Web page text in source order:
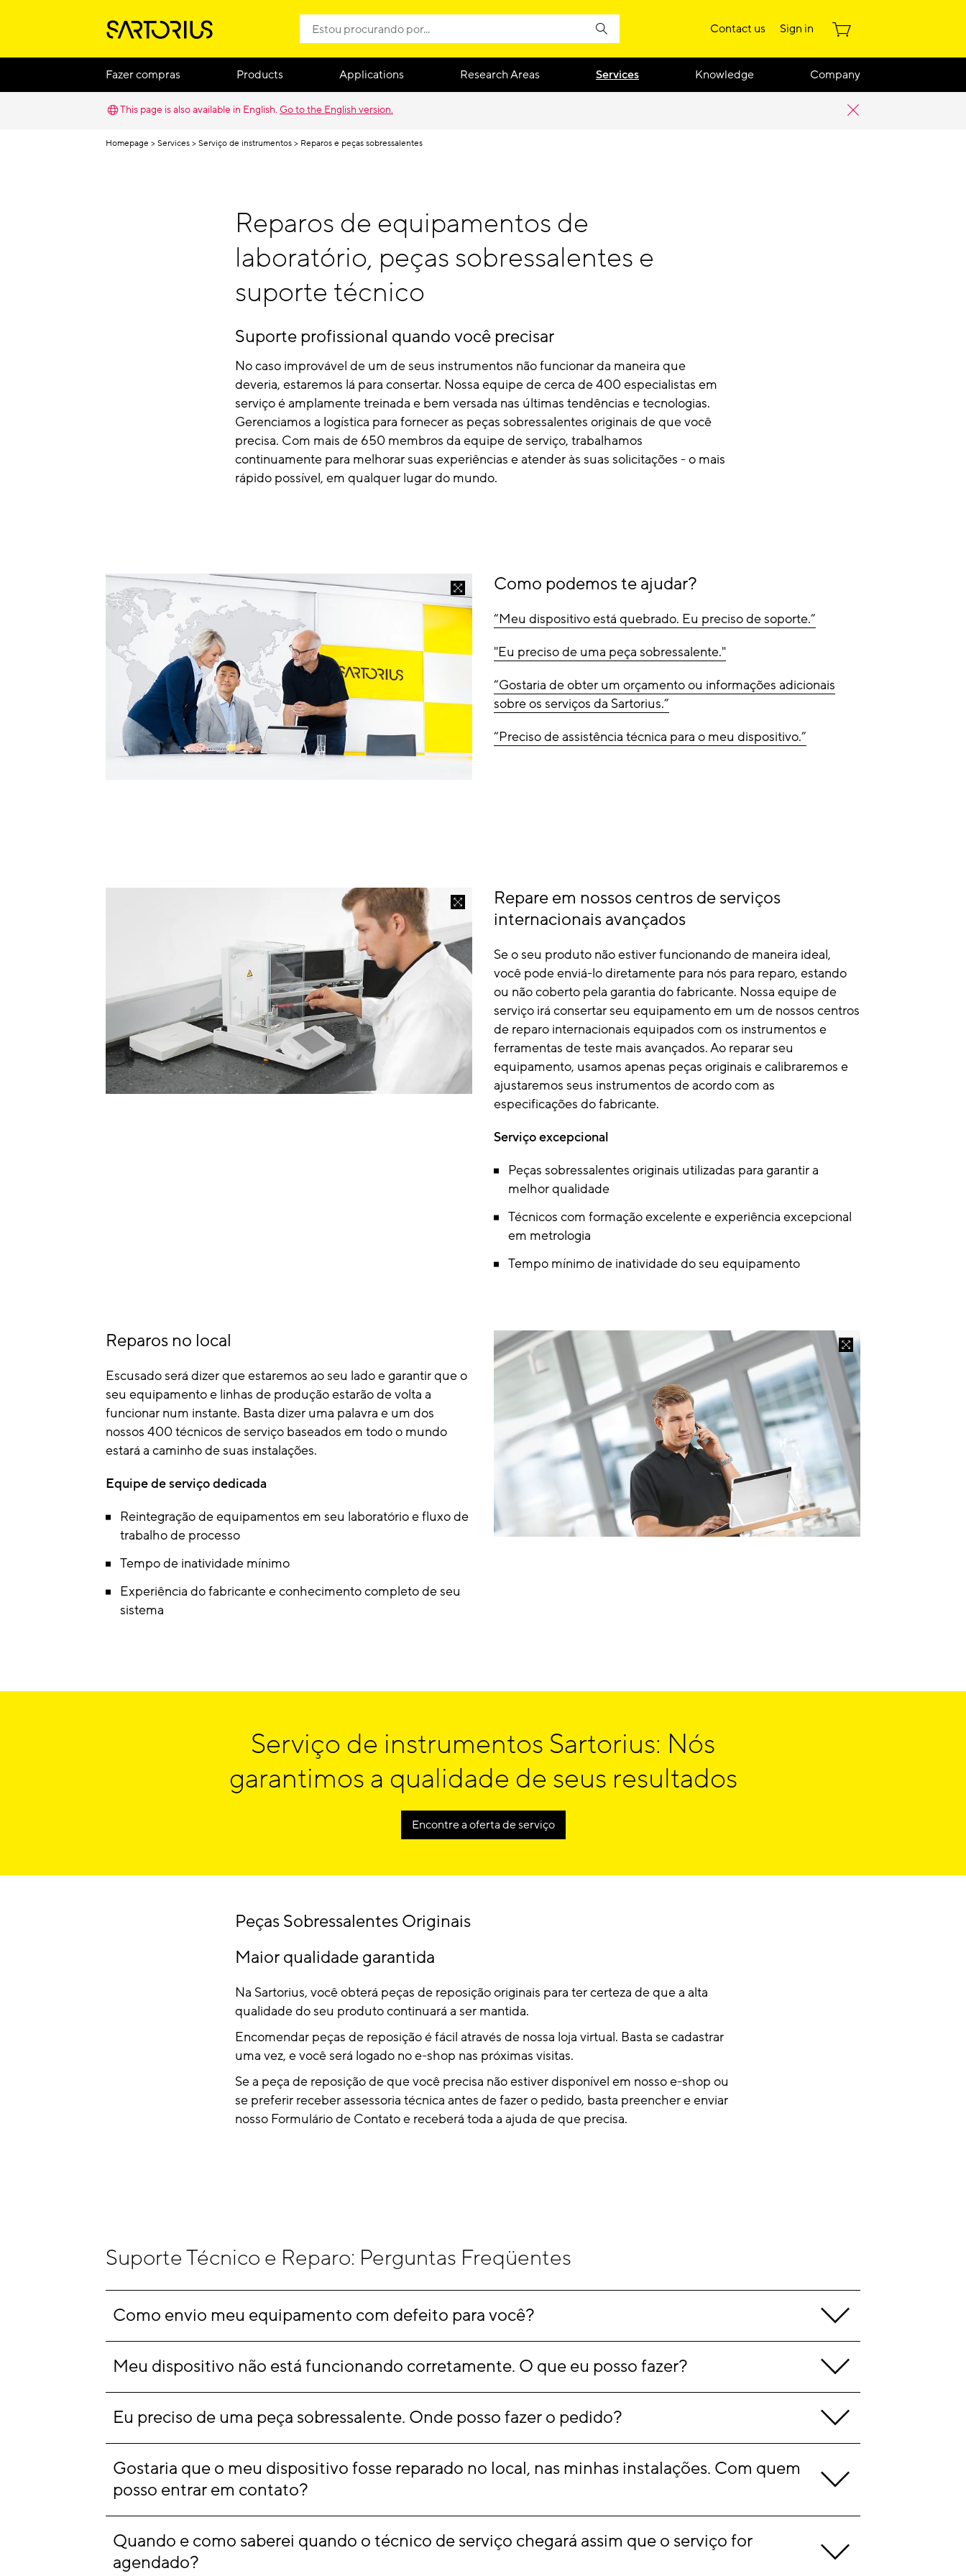
Contact us Sign in
Fazer compras Products Applications Research Areas Services Knowledge Company
This page is also available in English. Go to the English version.
Homepage Services Serviço de instrumentos Reparos e peças sobressalentes
Reparos de equipamentos de
laboratório, peças sobressalentes e
suporte técnico
Suporte profissional quando você precisar
No caso improvável de um de seus instrumentos não funcionar da maneira que
deveria, estaremos lá para consertar. Nossa equipe de cerca de 400 especialistas em
serviço é amplamente treinada e bem versada nas últimas tendências e tecnologias.
Gerenciamos a logística para fornecer as peças sobressalentes originais de que você
precisa. Com mais de 650 membros da equipe de serviço, trabalhamos
continuamente para melhorar suas experiências e atender às suas solicitações - o mais
rápido possível, em qualquer lugar do mundo.
Como podemos te ajudar?
“Meu dispositivo está quebrado. Eu preciso de soporte.”
"Eu preciso de uma peça sobressalente."
“Gostaria de obter um orçamento ou informações adicionais
sobre os serviços da Sartorius.”
“Preciso de assistência técnica para o meu dispositivo.”
Repare em nossos centros de serviços
internacionais avançados
Se o seu produto não estiver funcionando de maneira ideal,
você pode enviá-lo diretamente para nós para reparo, estando
ou não coberto pela garantia do fabricante. Nossa equipe de
serviço irá consertar seu equipamento em um de nossos centros
de reparo internacionais equipados com os instrumentos e
ferramentas de teste mais avançados. Ao reparar seu
equipamento, usamos apenas peças originais e calibraremos e
ajustaremos seus instrumentos de acordo com as
especificações do fabricante.
Serviço excepcional
Peças sobressalentes originais utilizadas para garantir a
melhor qualidade
Técnicos com formação excelente e experiência excepcional
em metrologia
Tempo mínimo de inatividade do seu equipamento
Reparos no local
Escusado será dizer que estaremos ao seu lado e garantir que o
seu equipamento e linhas de produção estarão de volta a
funcionar num instante. Basta dizer uma palavra e um dos
nossos 400 técnicos de serviço baseados em todo o mundo
estará a caminho de suas instalações.
Equipe de serviço dedicada
Reintegração de equipamentos em seu laboratório e fluxo de
trabalho de processo
Tempo de inatividade mínimo
Experiência do fabricante e conhecimento completo de seu
sistema
Serviço de instrumentos Sartorius: Nós
garantimos a qualidade de seus resultados
Encontre a oferta de serviço
Peças Sobressalentes Originais
Maior qualidade garantida
Na Sartorius, você obterá peças de reposição originais para ter certeza de que a alta
qualidade do seu produto continuará a ser mantida.
Encomendar peças de reposição é fácil através de nossa loja virtual. Basta se cadastrar
uma vez, e você será logado no e-shop nas próximas visitas.
Se a peça de reposição de que você precisa não estiver disponível em nosso e-shop ou
se preferir receber assessoria técnica antes de fazer o pedido, basta preencher e enviar
nosso Formulário de Contato e receberá toda a ajuda de que precisa.
Suporte Técnico e Reparo: Perguntas Freqüentes
Como envio meu equipamento com defeito para você?
Meu dispositivo não está funcionando corretamente. O que eu posso fazer?
Eu preciso de uma peça sobressalente. Onde posso fazer o pedido?
Gostaria que o meu dispositivo fosse reparado no local, nas minhas instalações. Com quem
posso entrar em contato?
Quando e como saberei quando o técnico de serviço chegará assim que o serviço for
agendado?